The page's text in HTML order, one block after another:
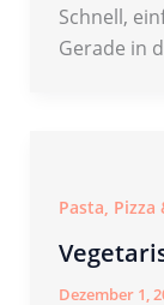
Schnell,
Gerade in
Pasta, Pizza
Dezember 1,